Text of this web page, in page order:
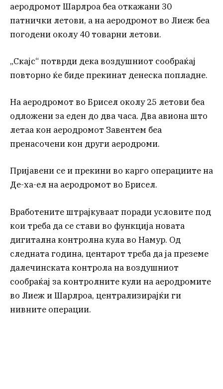
аеродромот Шарлроа беа откажани 30
патнички летови, а на аеродромот во Лиеж беа
погодени околу 40 товарни летови.
„Скајс“ потврди дека воздушниот сообраќај
повторно ќе биде прекинат денеска попладне.
На аеродромот во Брисел околу 25 летови беа
одложени за еден до два часа. Два авиона што
летаа кон аеродромот Завентем беа
пренасочени кон други аеродроми.
Пријавени се и прекини во карго операциите на
Де-ха-ел на аеродромот во Брисел.
Вработените штрајкуваат поради условите под
кои треба да се стави во функција новата
дигитална контролна кула во Намур. Од
следната година, центарот треба да ја преземе
далечинската контрола на воздушниот
сообраќај за контролните кули на аеродромите
во Лиеж и Шарлроа, централизирајќи ги
нивните операции.